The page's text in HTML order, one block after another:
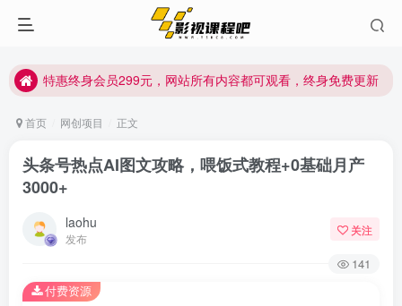
特惠终身会员299元，网站所有内容都可观看，终身免费更新
特惠终身会员299元，网站所有内容都可观看，终身免费更新
首页 网创项目 正文
头条号热点AI图文攻略，喂饭式教程+0基础月产
3000+
laohu
发布
关注
141
付费资源